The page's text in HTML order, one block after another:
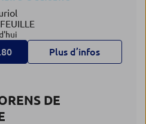
Plus d’infos
DE